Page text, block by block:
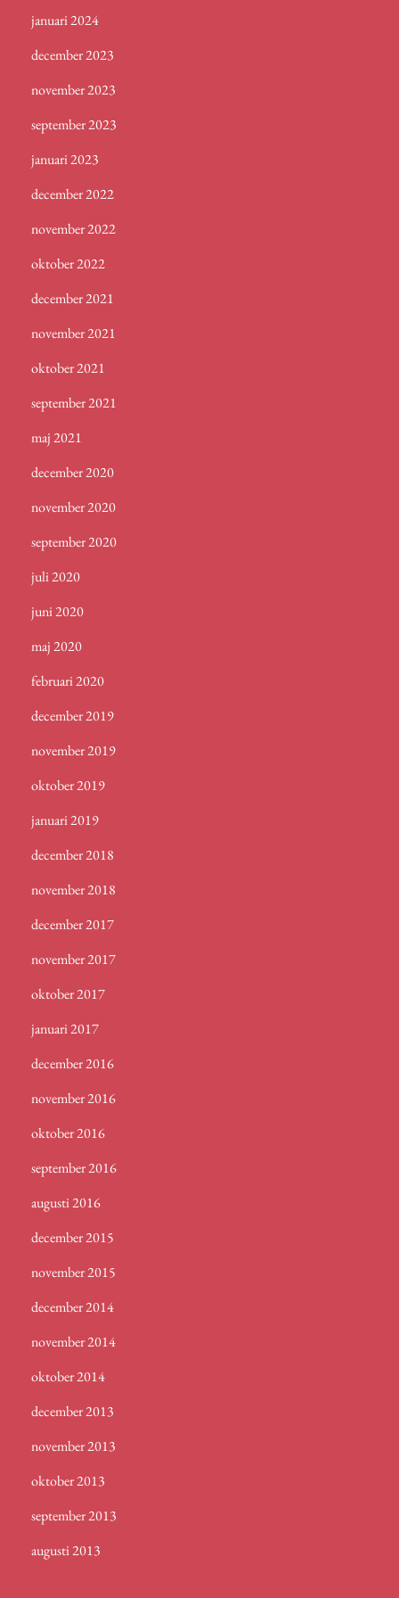
januari 2024
december 2023
november 2023
september 2023
januari 2023
december 2022
november 2022
oktober 2022
december 2021
november 2021
oktober 2021
september 2021
maj 2021
december 2020
november 2020
september 2020
juli 2020
juni 2020
maj 2020
februari 2020
december 2019
november 2019
oktober 2019
januari 2019
december 2018
november 2018
december 2017
november 2017
oktober 2017
januari 2017
december 2016
november 2016
oktober 2016
september 2016
augusti 2016
december 2015
november 2015
december 2014
november 2014
oktober 2014
december 2013
november 2013
oktober 2013
september 2013
augusti 2013